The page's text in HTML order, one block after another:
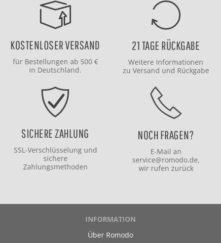
KOSTENLOSER VERSAND
für Bestellungen ab 500 €
in Deutschland.
21 TAGE RÜCKGABE
Weitere Informationen
zu Versand und Rückgabe
SICHERE ZAHLUNG
SSL-Verschlüsselung und
sichere
Zahlungsmethoden
NOCH FRAGEN?
E-Mail an
service@romodo.de,
wir rufen zurück
INFORMATION
Über Romodo